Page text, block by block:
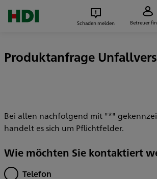
Zum Seiteninhalt springen
Schaden melden Betreuer
Produktanfrage
Bei allen nachfolgend mit "*"
handelt es sich um Pflichtfelder.
Wie möchten Sie kontaktiert
Telefon